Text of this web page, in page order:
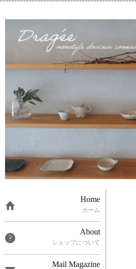
Home
ホーム
About
ショップについて
Mail Magazine